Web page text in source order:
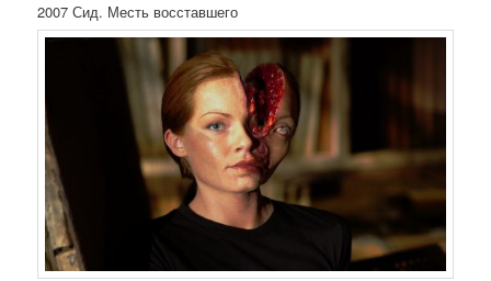
2007 Сид. Месть восставшего